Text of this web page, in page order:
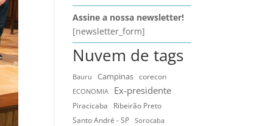
Assine a nossa newsletter!
[newsletter_form]
Nuvem de tags
Bauru Campinas
corecon
ECONOMIA
Ex-presidente
Piracicaba
Ribeirão Preto
Santo André - SP
Sorocaba